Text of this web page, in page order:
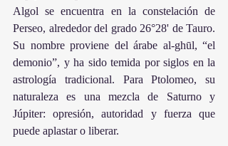
Algol se encuentra en la constelación de
Perseo, alrededor del grado 26°28' de Tauro.
Su nombre proviene del árabe al-ghūl, “el
demonio”, y ha sido temida por siglos en la
astrología tradicional. Para Ptolomeo, su
naturaleza es una mezcla de Saturno y
Júpiter: opresión, autoridad y fuerza que
puede aplastar o liberar.